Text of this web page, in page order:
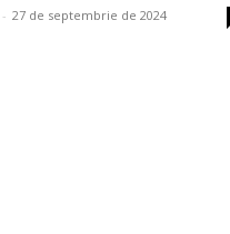
- 27 de septembrie de 2024